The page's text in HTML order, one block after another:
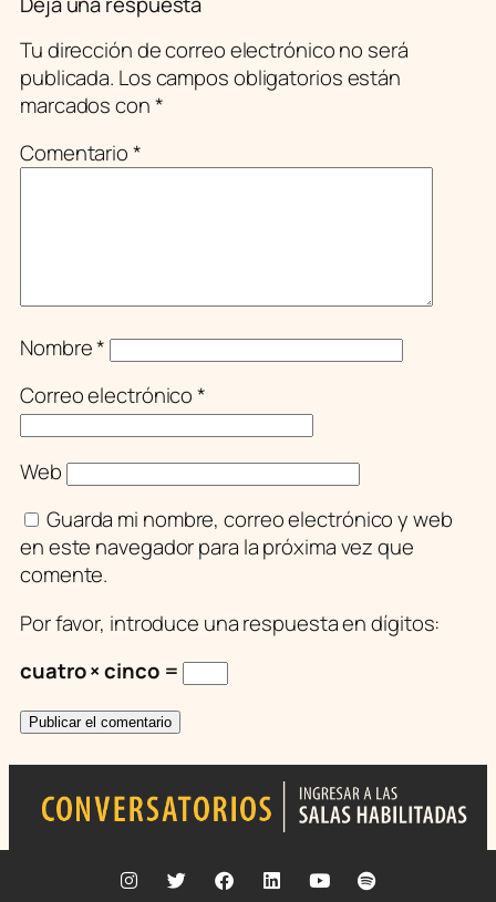
Tu dirección de correo electrónico no será
publicada. Los campos obligatorios están
marcados con*
Comentario*
Nombre*
Correo electrónico*
Web
Guarda mi nombre, correo electrónico y web
en este navegador para la próxima vez que
comente.
Por favor, introduce una respuesta en dígitos:
cuatro × cinco =